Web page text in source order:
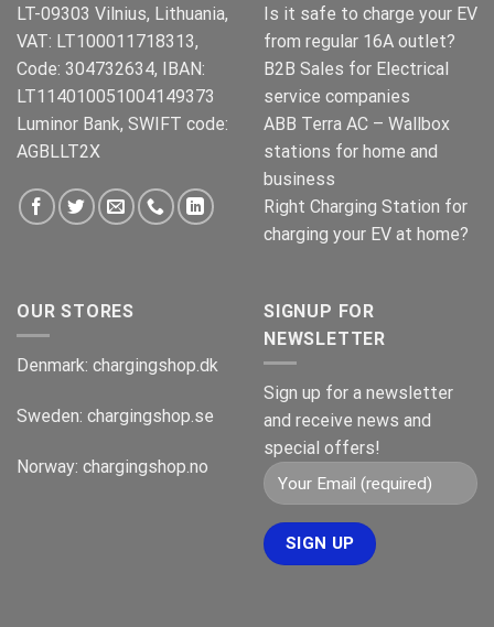
LT-09303 Vilnius, Lithuania,
VAT: LT100011718313,
Code: 304732634, IBAN:
LT114010051004149373
Luminor Bank, SWIFT code:
AGBLLT2X
Is it safe to charge your EV
from regular 16A outlet?
B2B Sales for Electrical
service companies
ABB Terra AC – Wallbox
stations for home and
business
Right Charging Station for
charging your EV at home?
OUR STORES
Denmark: chargingshop.dk
Sweden: chargingshop.se
Norway: chargingshop.no
SIGNUP FOR
NEWSLETTER
Sign up for a newsletter
and receive news and
special offers!